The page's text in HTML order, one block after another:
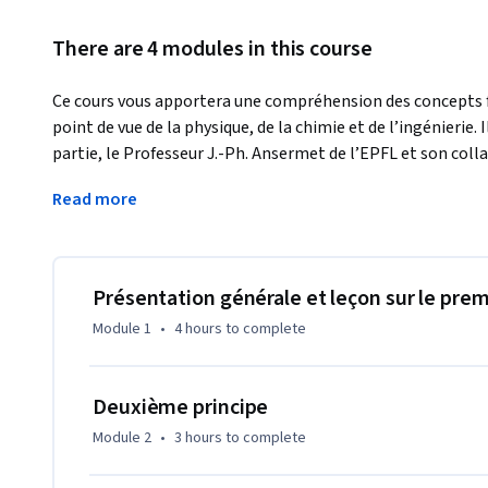
There are 4 modules in this course
Ce cours vous apportera une compréhension des
point de vue de la physique, de la chimie et de l’ingénierie.
partie, le Professeur J.-Ph. Ansermet de l’EPFL et son
en quatre leçons tous les principes fondamentaux de la
illustre l’approche thermodynamique par une série
fondamentaux de la thermodynamique. Après la
thermodynamique, l’exposé abordera les questions
Après l’établissement de ces bases conceptuelles, leurs
thermiques, la calorimétrie et les transitions de phases,
chimie sera présenté pour aborder la conversion de
Read more
Présentation générale et leçon sur le
Module 1 • 4 hours to complete
Deuxième principe
Module 2 • 3 hours to complete